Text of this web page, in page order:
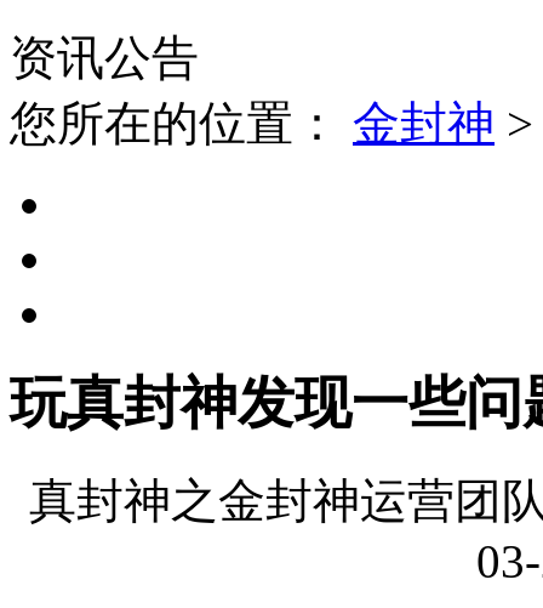
资讯公告
您所在的位置： 金封神
玩真封神发现一些问
真封神之金封神运营团